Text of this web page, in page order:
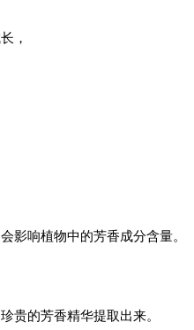
，
影响植物中的芳香成分含量。
贵的芳香精华提取出来。